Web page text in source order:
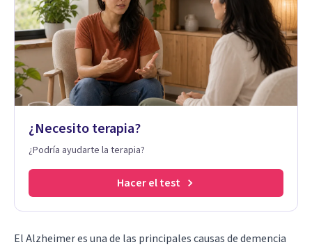
¿Necesito terapia?
¿Podría ayudarte la terapia?
Hacer el test
ElAlzheimeres una de las principales causas de demencia